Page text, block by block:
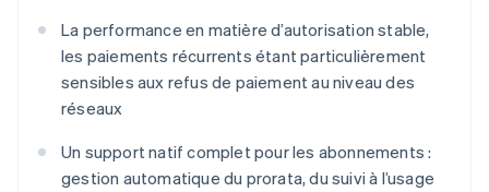
La performance en matière d’autorisation stable,
les paiements récurrents étant particulièrement
sensibles aux refus de paiement au niveau des
réseaux
Un support natif complet pour les abonnements :
gestion automatique du prorata, du suivi à l’usage